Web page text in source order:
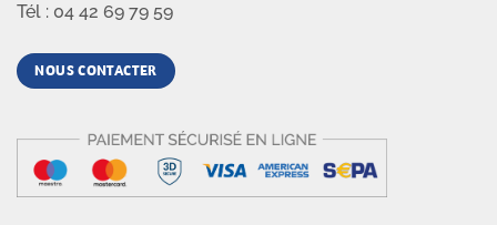
Tél : 04 42 69 79 59
NOUS CONTACTER